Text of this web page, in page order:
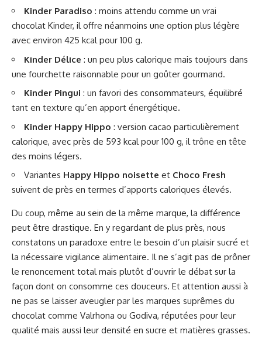
Kinder Paradiso : moins attendu comme un vrai
chocolat Kinder, il offre néanmoins une option plus légère
avec environ 425 kcal pour 100 g.
Kinder Délice : un peu plus calorique mais toujours dans
une fourchette raisonnable pour un goûter gourmand.
Kinder Pingui : un favori des consommateurs, équilibré
tant en texture qu’en apport énergétique.
Kinder Happy Hippo : version cacao particulièrement
calorique, avec près de 593 kcal pour 100 g, il trône en tête
des moins légers.
Variantes Happy Hippo noisette et Choco Fresh
suivent de près en termes d’apports caloriques élevés.
Du coup, même au sein de la même marque, la différence
peut être drastique. En y regardant de plus près, nous
constatons un paradoxe entre le besoin d’un plaisir sucré et
la nécessaire vigilance alimentaire. Il ne s’agit pas de prôner
le renoncement total mais plutôt d’ouvrir le débat sur la
façon dont on consomme ces douceurs. Et attention aussi à
ne pas se laisser aveugler par les marques suprêmes du
chocolat comme Valrhona ou Godiva, réputées pour leur
qualité mais aussi leur densité en sucre et matières grasses.